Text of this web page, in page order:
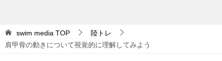
swim media TOP
陸トレ
肩甲骨の動きについて視覚的に理解してみよう